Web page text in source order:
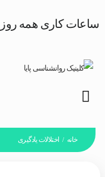
ساعات کاری همه روز هفته ۱۰ تا ۱۹ -
خانه / اختلالات یادگیری